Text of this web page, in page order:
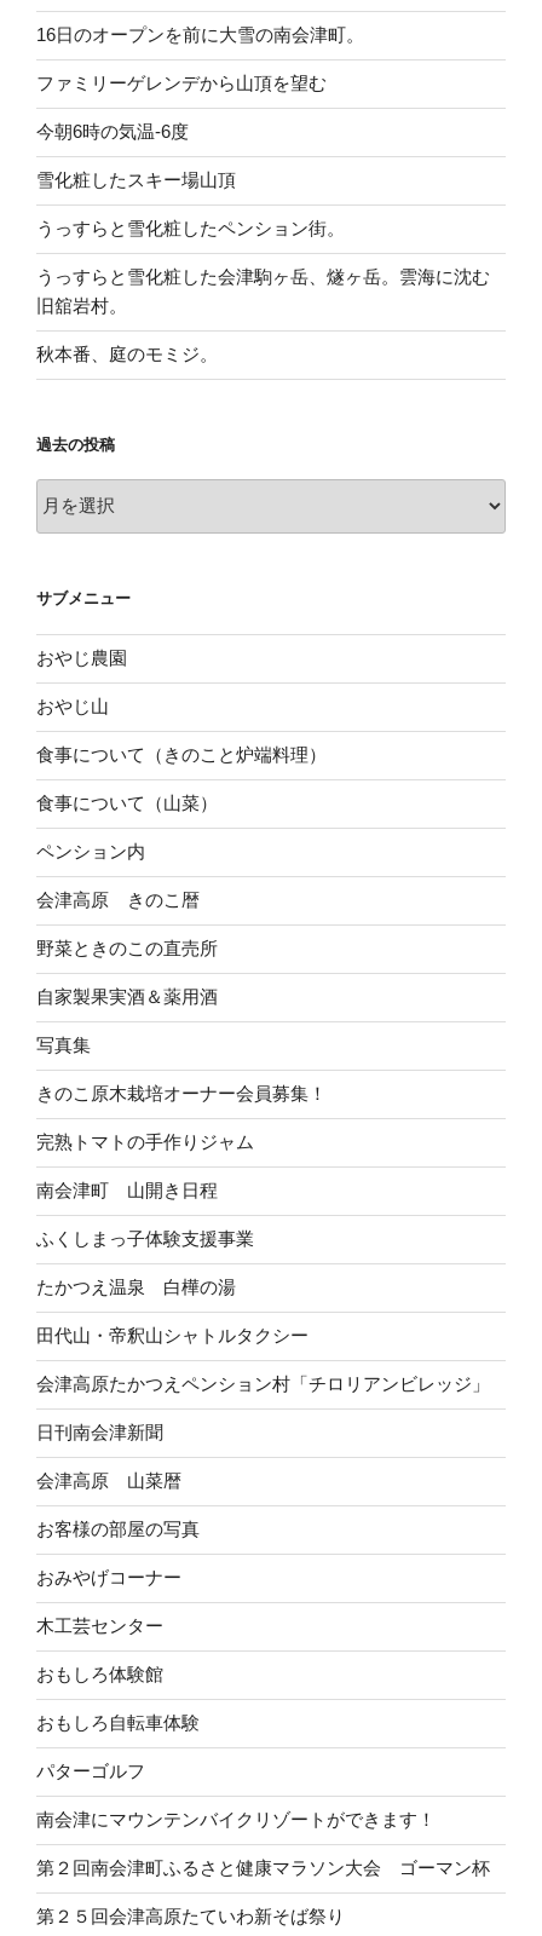
16日のオープンを前に大雪の南会津町。
ファミリーゲレンデから山頂を望む
今朝6時の気温-6度
雪化粧したスキー場山頂
うっすらと雪化粧したペンション街。
うっすらと雪化粧した会津駒ヶ岳、燧ヶ岳。雲海に沈む
旧舘岩村。
秋本番、庭のモミジ。
過去の投稿
過
稿
サブメニュー
おやじ農園
おやじ山
食事について（きのこと炉端料理）
食事について（山菜）
ペンション内
会津高原 きのこ暦
野菜ときのこの直売所
自家製果実酒＆薬用酒
写真集
きのこ原木栽培オーナー会員募集！
完熟トマトの手作りジャム
南会津町 山開き日程
ふくしまっ子体験支援事業
たかつえ温泉 白樺の湯
田代山・帝釈山シャトルタクシー
会津高原たかつえペンション村「チロリアンビレッジ」
日刊南会津新聞
会津高原 山菜暦
お客様の部屋の写真
おみやげコーナー
木工芸センター
おもしろ体験館
おもしろ自転車体験
パターゴルフ
南会津にマウンテンバイクリゾートができます！
第２回南会津町ふるさと健康マラソン大会 ゴーマン杯
第２５回会津高原たていわ新そば祭り